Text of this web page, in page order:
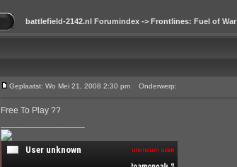
battlefield-2142.nl Forumindex -> Frontlines: Fuel of War
Geplaatst: Wo Mei 21, 2008 2:30 pm Onderwerp:
Free To Play ??